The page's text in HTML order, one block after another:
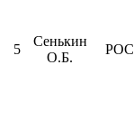
5
Сенькин
О.Б.
РОС